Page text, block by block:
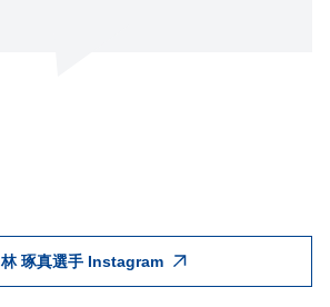
林 琢真選手 Instagram